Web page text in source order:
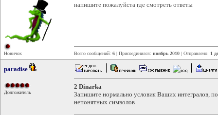
Новичок
напишите пожалуйста где смотреть ответы
Всего сообщений: 6 | Присоединился: ноябрь 2010 | Отправлено: 1
paradise
Долгожитель
2 Dinarka
Запишите нормально условия Ваших интегралов,
непонятных символов